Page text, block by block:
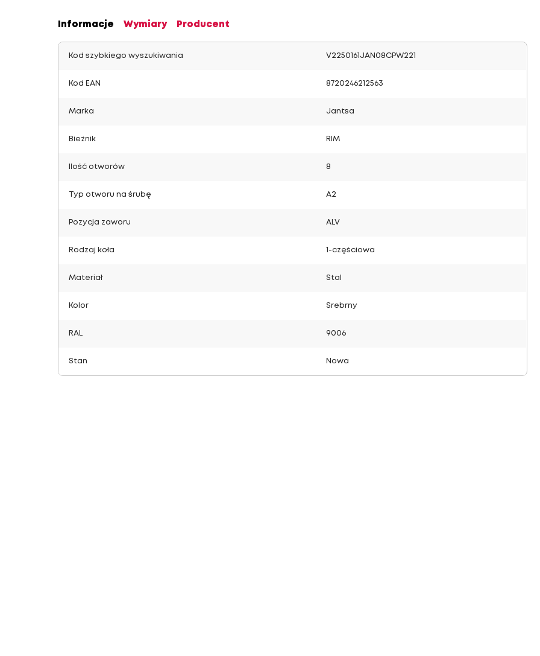
Informacje Wymiary Producent
Kod szybkiego wyszukiwania V2250161JAN08CPW221
Kod EAN 8720246212563
Marka Jantsa
Bieżnik RIM
Ilość otworów 8
Typ otworu na śrubę A2
Pozycja zaworu ALV
Rodzaj koła 1-częściowa
Materiał Stal
Kolor Srebrny
RAL 9006
Stan Nowa